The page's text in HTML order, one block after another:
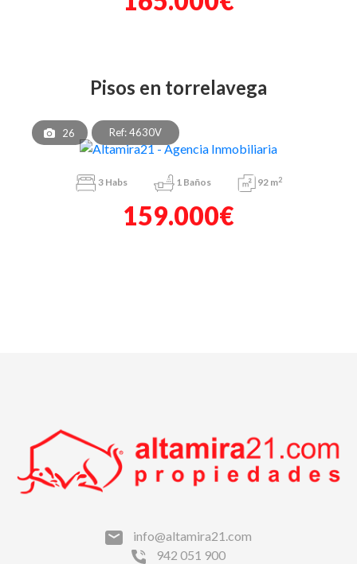
pisos en torrelavega
26 Ref: 4630V
3Habs 1Baños 92 m2
159.000€
info@altamira21.com
942 051 900